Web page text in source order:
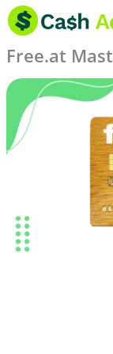
Skip
content
Free.at